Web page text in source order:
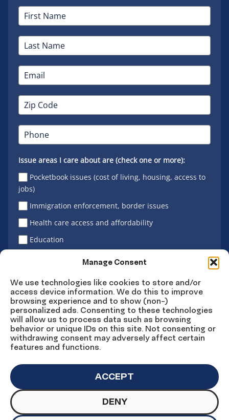
Manage Consent
We use technologies like cookies to store and/or
access device information. We do this to improve
browsing experience and to show (non-)
personalized ads. Consenting to these technologies
will allow us to process data such as browsing
behavior or unique IDs on this site. Not consenting or
withdrawing consent may adversely affect certain
features and functions.
ACCEPT
DENY
Issue areas I care about are (check one or more):
Pocketbook issues (cost of living, housing, access to
jobs)
Immigration enforcement, border issues
Health care access and affordability
Education
Sign Up
Connect
Facebook
Connect
Instagram
Connect
LinkedIn
ConnectConnect
YouTube
© Copyright UnidosUS 2026. All rights reserved.